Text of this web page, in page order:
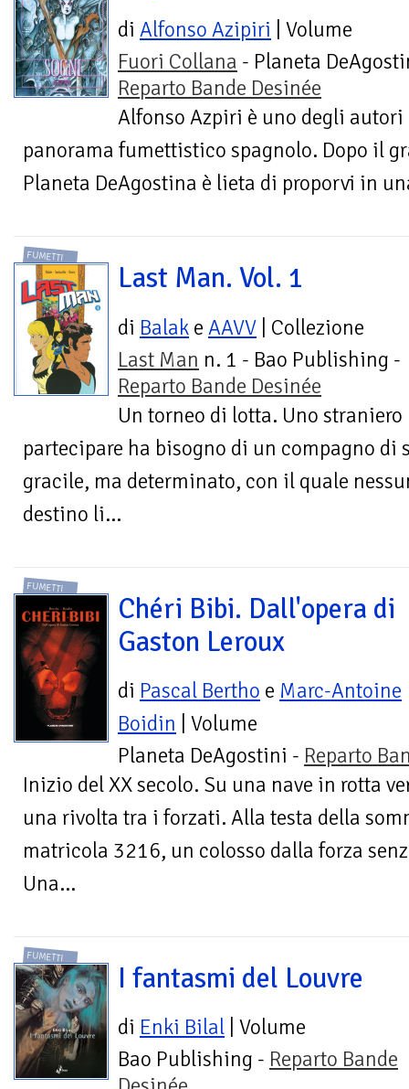
di Alfonso Azipiri | Volume
Fuori Collana - Planeta
Reparto Bande Desinée
Alfonso Azpiri è uno degli
panorama fumettistico spagnolo. Dopo il
Planeta DeAgostina è lieta di proporvi in
FUMETTI
Last Man. Vol. 1
di Balak e AAVV | Collezione
Last Man n. 1 - Bao Publishing -
Reparto Bande Desinée
Un torneo di lotta. Uno
partecipare ha bisogno di un compagno di
gracile, ma determinato, con il quale
destino li...
FUMETTI
Chéri Bibi. Dall'opera di
Gaston Leroux
di Pascal Bertho e Marc-Antoine
Boidin | Volume
Planeta DeAgostini - Reparto
Inizio del XX secolo. Su una nave in rotta
una rivolta tra i forzati. Alla testa della
matricola 3216, un colosso dalla forza
Una...
FUMETTI
I fantasmi del Louvre
di Enki Bilal | Volume
Bao Publishing - Reparto Bande